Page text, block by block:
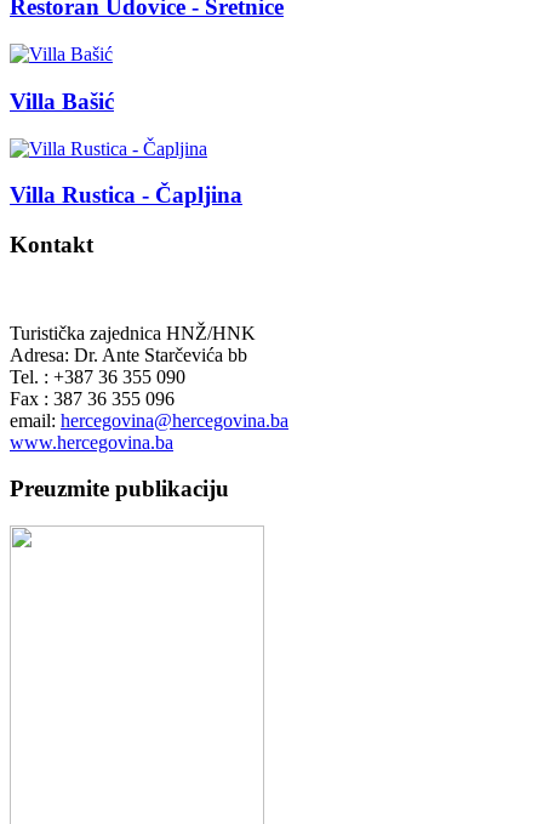
Restoran Udovice - Sretnice
Villa Bašić
Villa Rustica - Čapljina
Kontakt
Turistička zajednica HNŽ/HNK
Adresa: Dr. Ante Starčevića bb
Tel. : +387 36 355 090
Fax : 387 36 355 096
email: hercegovina@hercegovina.ba
www.hercegovina.ba
Preuzmite publikaciju